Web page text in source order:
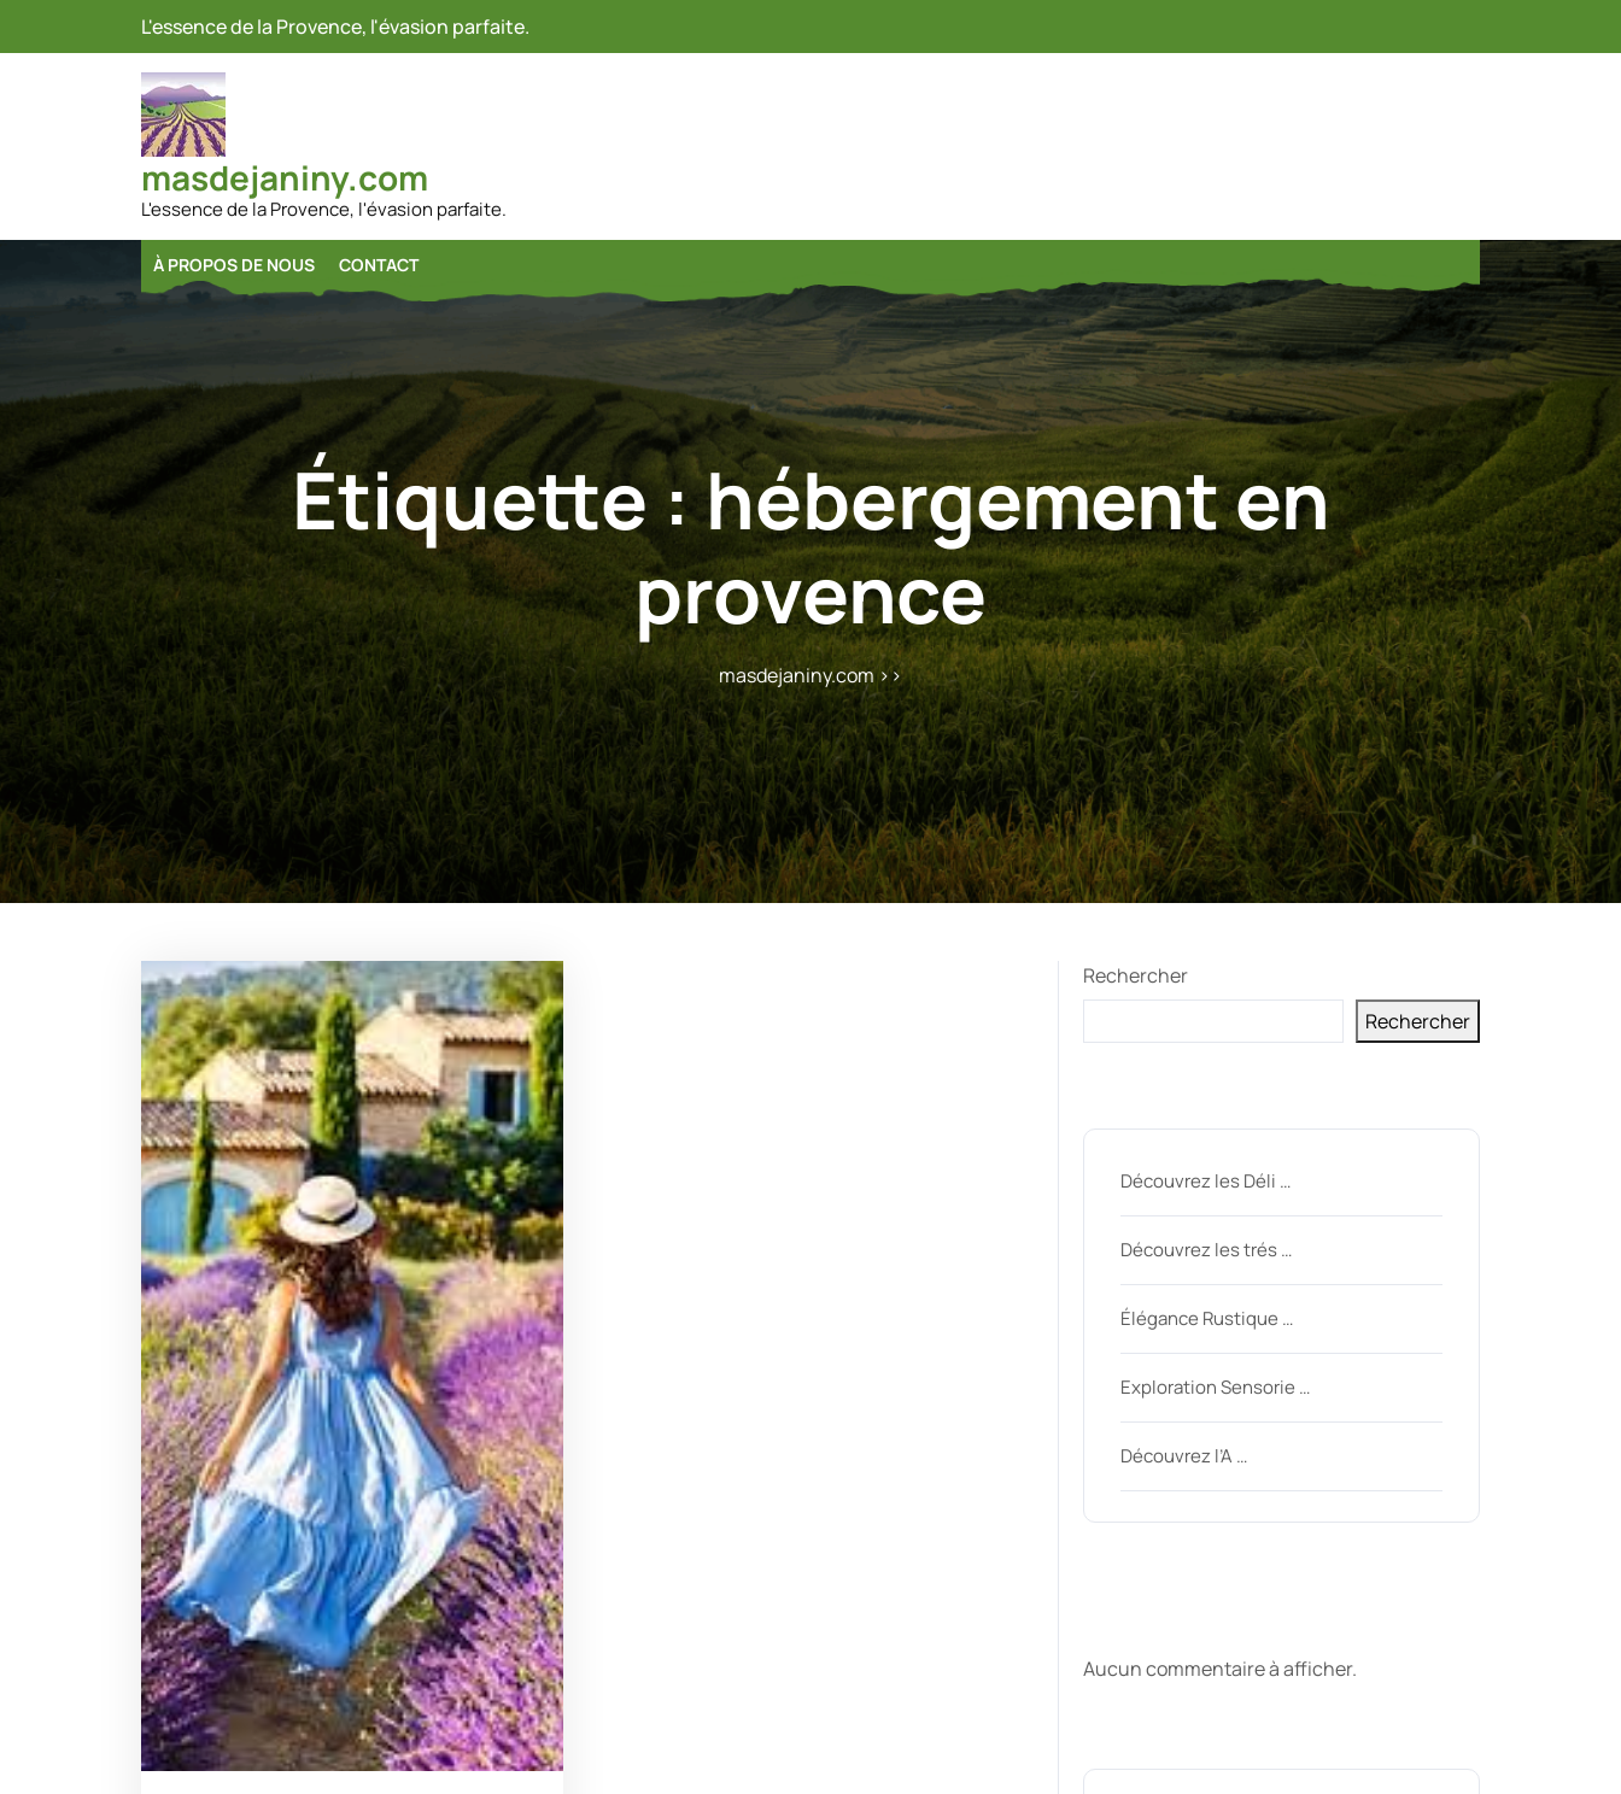
L'essence de la Provence, l'évasion parfaite.
masdejaniny.com
L'essence de la Provence, l'évasion parfaite.
À PROPOS DE NOUS CONTACT
Étiquette :hébergement en
provence
masdejaniny.com>>
Rechercher
Rechercher
Découvrez les Déli …
Découvrez les trés …
Élégance Rustique …
Exploration Sensorie …
Découvrez l’A …
Aucun commentaire à afficher.